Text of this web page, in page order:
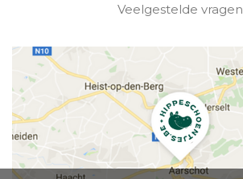
Veelgestelde vragen